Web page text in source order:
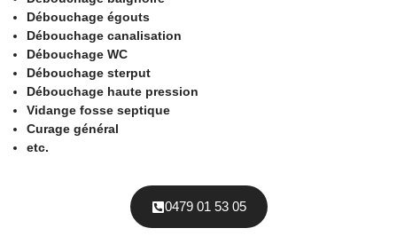
Débouchage égouts
Débouchage canalisation
Débouchage WC
Débouchage sterput
Débouchage haute pression
Vidange fosse septique
Curage général
etc.
0479 01 53 05